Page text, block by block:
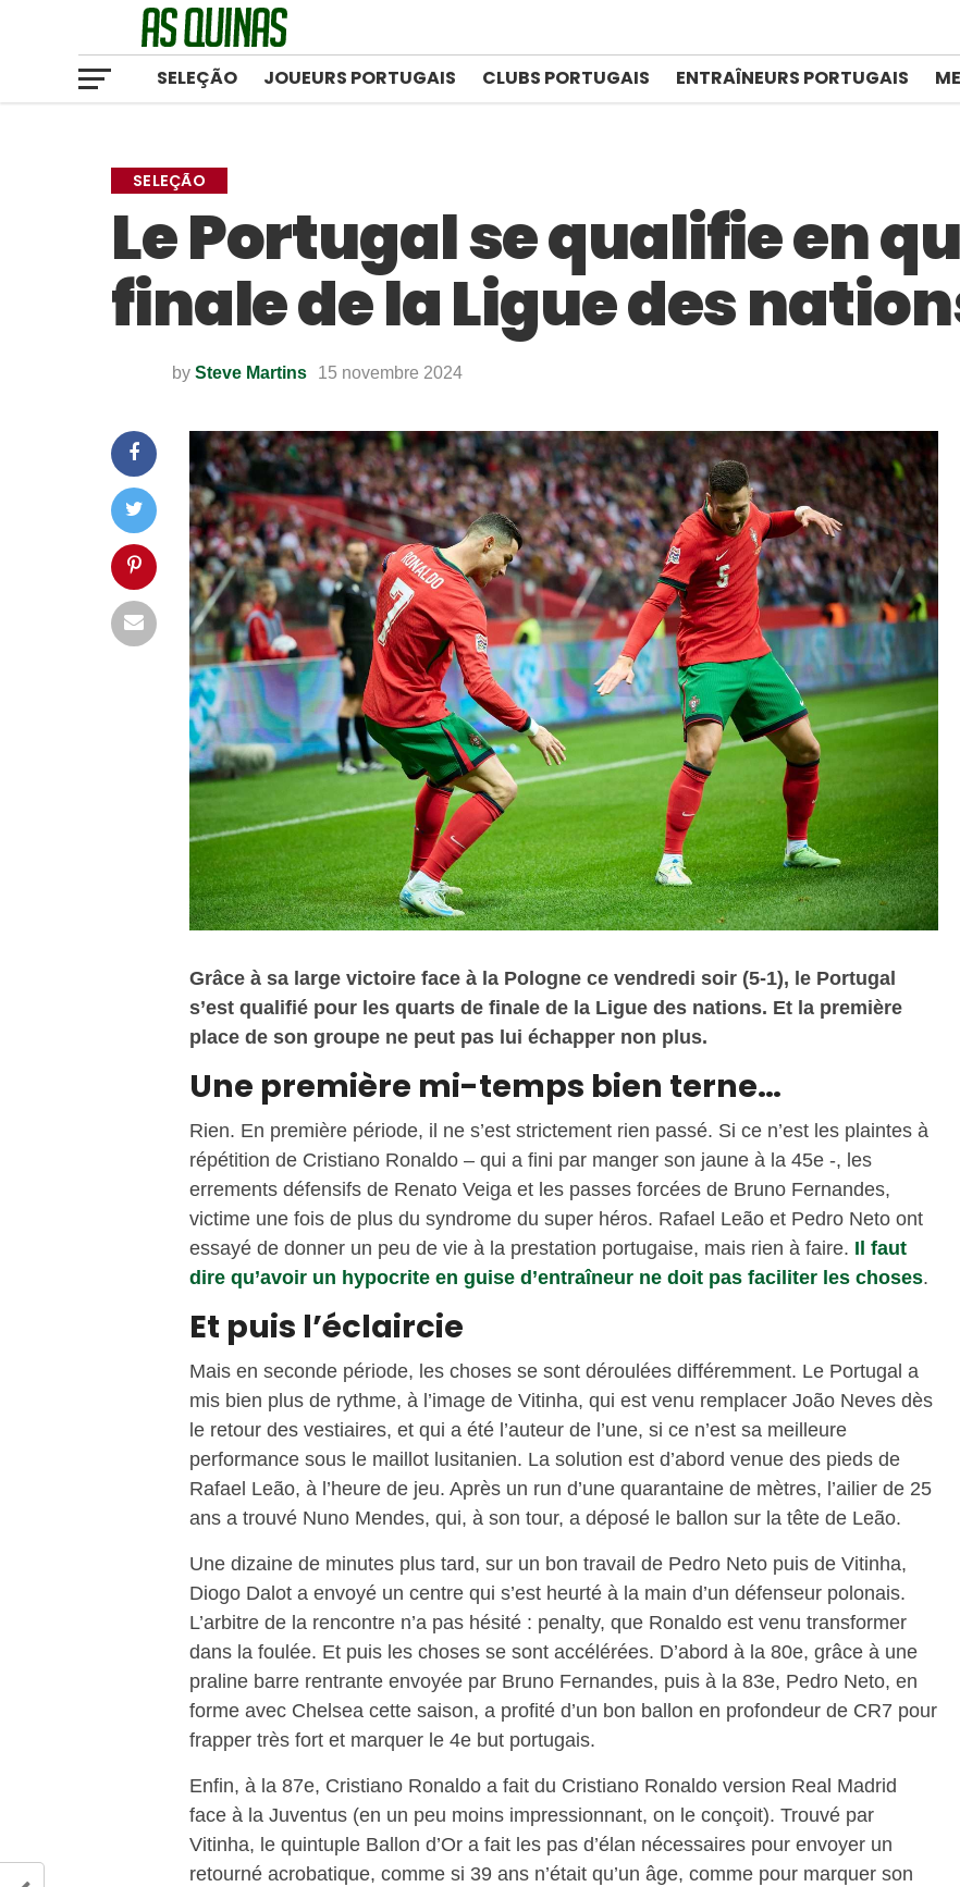
SELEÇÃO JOUEURS PORTUGAIS CLUBS PORTUGAIS ENTRAÎNEURS PORTUGAIS
SELEÇÃO
Le Portugal se qualifie en
finale de la Ligue des
by Steve Martins 15 novembre 2024
Grâce à sa large victoire face à la Pologne ce vendredi soir (5-1), le Portugal
s’est qualifié pour les quarts de finale de la Ligue des nations. Et la première
place de son groupe ne peut pas lui échapper non plus.
Une première mi-temps bien terne…
Rien. En première période, il ne s’est strictement rien passé. Si ce n’est les plaintes à
répétition de Cristiano Ronaldo – qui a fini par manger son jaune à la 45e -, les
errements défensifs de Renato Veiga et les passes forcées de Bruno Fernandes,
victime une fois de plus du syndrome du super héros. Rafael Leão et Pedro Neto ont
essayé de donner un peu de vie à la prestation portugaise, mais rien à faire. Il faut
dire qu’avoir un hypocrite en guise d’entraîneur ne doit pas faciliter les choses.
Et puis l’éclaircie
Mais en seconde période, les choses se sont déroulées différemment. Le Portugal a
mis bien plus de rythme, à l’image de Vitinha, qui est venu remplacer João Neves dès
le retour des vestiaires, et qui a été l’auteur de l’une, si ce n’est sa meilleure
performance sous le maillot lusitanien. La solution est d’abord venue des pieds de
Rafael Leão, à l’heure de jeu. Après un run d’une quarantaine de mètres, l’ailier de 25
ans a trouvé Nuno Mendes, qui, à son tour, a déposé le ballon sur la tête de Leão.
Une dizaine de minutes plus tard, sur un bon travail de Pedro Neto puis de Vitinha,
Diogo Dalot a envoyé un centre qui s’est heurté à la main d’un défenseur polonais.
L’arbitre de la rencontre n’a pas hésité : penalty, que Ronaldo est venu transformer
dans la foulée. Et puis les choses se sont accélérées. D’abord à la 80e, grâce à une
praline barre rentrante envoyée par Bruno Fernandes, puis à la 83e, Pedro Neto, en
forme avec Chelsea cette saison, a profité d’un bon ballon en profondeur de CR7 pour
frapper très fort et marquer le 4e but portugais.
Enfin, à la 87e, Cristiano Ronaldo a fait du Cristiano Ronaldo version Real Madrid
face à la Juventus (en un peu moins impressionnant, on le conçoit). Trouvé par
Vitinha, le quintuple Ballon d’Or a fait les pas d’élan nécessaires pour envoyer un
retourné acrobatique, comme si 39 ans n’était qu’un âge, comme pour marquer son